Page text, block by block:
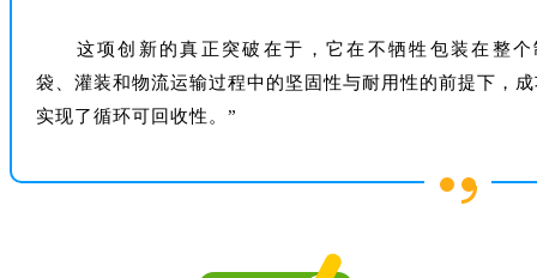
这项创新的真正突破在于，它在不牺牲包装在整个
袋、灌装和物流运输过程中的坚固性与耐用性的前提下，
实现了循环可回收性。”